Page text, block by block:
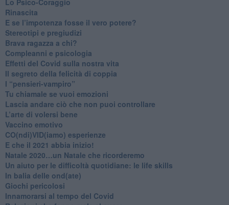
Rinascita
​E se l’impotenza fosse il vero potere?
Stereotipi e pregiudizi
​Brava ragazza a chi?
​Compleanni e psicologia
Effetti del Covid sulla nostra vita
Il segreto della felicità di coppia
​I “pensieri-vampiro”
​Tu chiamale se vuoi emozioni
​Lascia andare ciò che non puoi controllare
L’arte di volersi bene
​Vaccino emotivo
CO(ndi)VID(iamo) esperienze
​E che il 2021 abbia inizio!
​Natale 2020…un Natale che ricorderemo
Un aiuto per le difficoltà quotidiane: le life skills
​In balia delle ond(ate)
Giochi pericolosi
Innamorarsi al tempo del Covid